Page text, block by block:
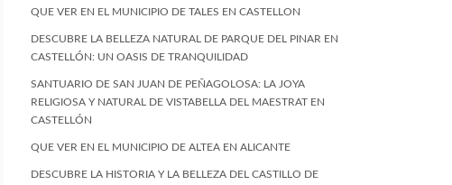
QUE VER EN EL MUNICIPIO DE TALES EN CASTELLON
DESCUBRE LA BELLEZA NATURAL DE PARQUE DEL PINAR EN
CASTELLÓN: UN OASIS DE TRANQUILIDAD
SANTUARIO DE SAN JUAN DE PEÑAGOLOSA: LA JOYA
RELIGIOSA Y NATURAL DE VISTABELLA DEL MAESTRAT EN
CASTELLÓN
QUE VER EN EL MUNICIPIO DE ALTEA EN ALICANTE
DESCUBRE LA HISTORIA Y LA BELLEZA DEL CASTILLO DE